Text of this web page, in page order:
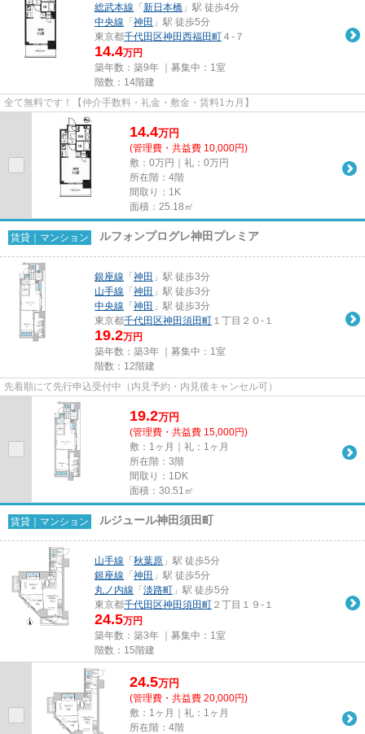
総武本線 「 新日本橋 」駅 徒歩4分
中央線 「 神田 」駅 徒歩5分
東京都千代田区神田西福田町 ４-７
14.4万円
築年数：築9年 ｜募集中： 1室
階数：14階建
全て無料です！【仲介手数料・礼金・敷金・賃料1カ月】
14.4万円
(管理費・共益費 10,000円)
敷：0万円｜礼：0万円
所在階：4階
間取り：1K
面積：25.18㎡
賃貸｜マンション ルフォンプログレ神田プレミア
銀座線 「 神田 」駅 徒歩3分
山手線 「 神田 」駅 徒歩3分
中央線 「 神田 」駅 徒歩3分
東京都千代田区神田須田町 １丁目２０-１
19.2万円
築年数：築3年 ｜募集中： 1室
階数：12階建
先着順にて先行申込受付中（内見予約・内見後キャンセル可）
19.2万円
(管理費・共益費 15,000円)
敷：1ヶ月｜礼：1ヶ月
所在階：3階
間取り：1DK
面積：30.51㎡
賃貸｜マンション ルジュール神田須田町
山手線 「 秋葉原 」駅 徒歩5分
銀座線 「 神田 」駅 徒歩5分
丸ノ内線 「 淡路町 」駅 徒歩5分
東京都千代田区神田須田町 ２丁目１９-１
24.5万円
築年数：築3年 ｜募集中： 1室
階数：15階建
24.5万円
(管理費・共益費 20,000円)
敷：1ヶ月｜礼：1ヶ月
所在階：4階